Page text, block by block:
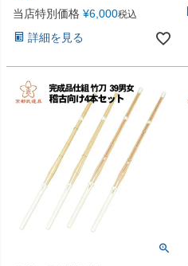
当店特別価格 ¥6,000税込
詳細を見る